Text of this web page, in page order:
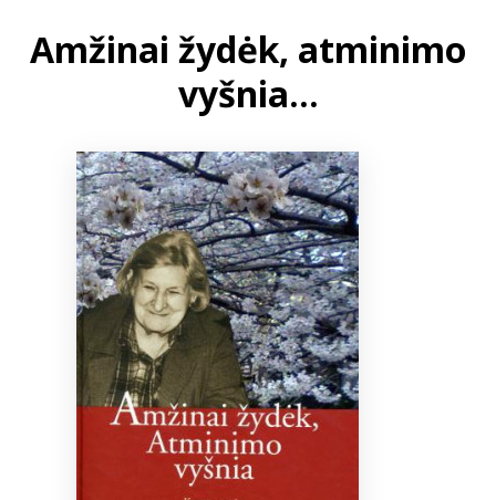
Leidiniai
Naujienos
Bibliotekoms
+370 667 80 541
info@elvislab.lt
Amžinai žydėk, atminimo
vyšnia...